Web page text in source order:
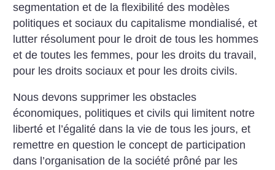
segmentation et de la flexibilité des modèles
politiques et sociaux du capitalisme mondialisé, et
lutter résolument pour le droit de tous les hommes
et de toutes les femmes, pour les droits du travail,
pour les droits sociaux et pour les droits civils.
Nous devons supprimer les obstacles
économiques, politiques et civils qui limitent notre
liberté et l’égalité dans la vie de tous les jours, et
remettre en question le concept de participation
dans l’organisation de la société prôné par les